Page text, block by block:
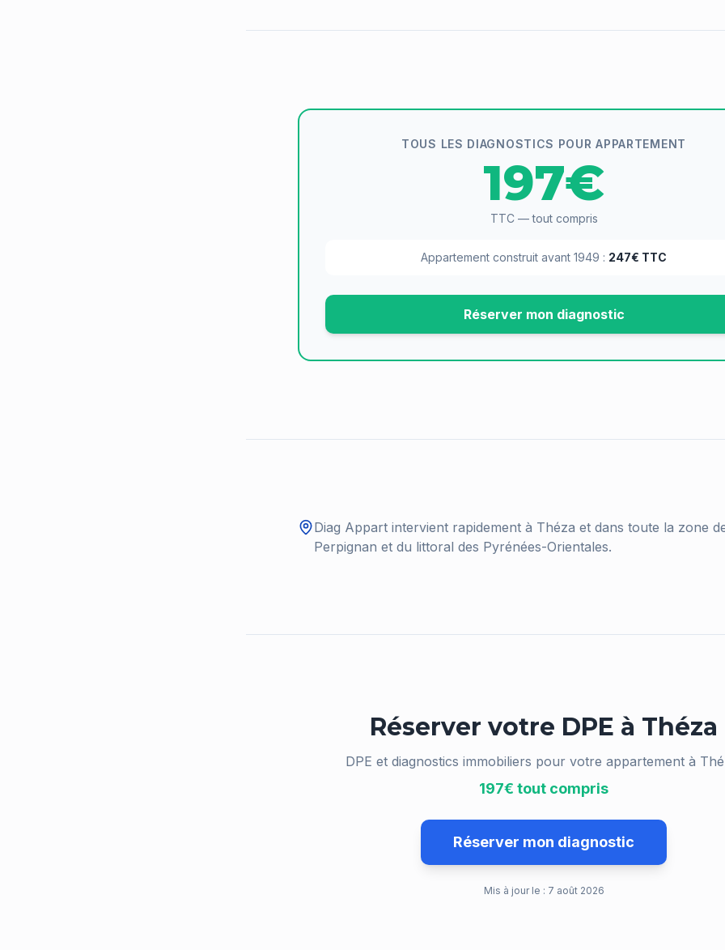
TOUS LES DIAGNOSTICS POUR APPARTEMENT
197€
TTC — tout compris
Appartement construit avant 1949 : 247€ TTC
Réserver mon diagnostic
Diag Appart intervient rapidement à Théza et dans toute la zone
Perpignan et du littoral des Pyrénées-Orientales.
Réserver votre DPE à Théza
DPE et diagnostics immobiliers pour votre appartement à
197€ tout compris
Réserver mon diagnostic
Mis à jour le : 7 août 2026